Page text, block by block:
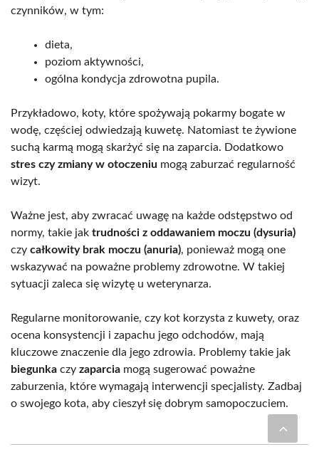
czynników, w tym:
dieta,
poziom aktywności,
ogólna kondycja zdrowotna pupila.
Przykładowo, koty, które spożywają pokarmy bogate w
wodę, częściej odwiedzają kuwetę. Natomiast te żywione
suchą karmą mogą skarżyć się na zaparcia. Dodatkowo
stres czy zmiany w otoczeniu mogą zaburzać regularność
wizyt.
Ważne jest, aby zwracać uwagę na każde odstępstwo od
normy, takie jak trudności z oddawaniem moczu (dysuria)
czy całkowity brak moczu (anuria), ponieważ mogą one
wskazywać na poważne problemy zdrowotne. W takiej
sytuacji zaleca się wizytę u weterynarza.
Regularne monitorowanie, czy kot korzysta z kuwety, oraz
ocena konsystencji i zapachu jego odchodów, mają
kluczowe znaczenie dla jego zdrowia. Problemy takie jak
biegunka czy zaparcia mogą sugerować poważne
zaburzenia, które wymagają interwencji specjalisty. Zadbaj
o swojego kota, aby cieszył się dobrym samopoczuciem.